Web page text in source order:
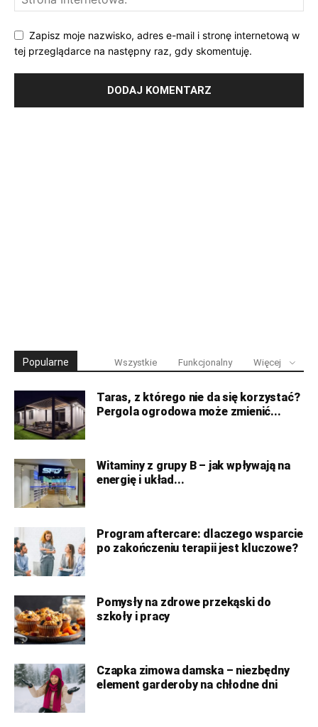
Zapisz moje nazwisko, adres e-mail i stronę internetową w
tej przeglądarce na następny raz, gdy skomentuję.
Popularne Wszystkie Funkcjonalny Więcej
Taras, z którego nie da się korzystać?
Pergola ogrodowa może zmienić...
Witaminy z grupy B – jak wpływają na
energię i układ...
Program aftercare: dlaczego wsparcie
po zakończeniu terapii jest kluczowe?
Pomysły na zdrowe przekąski do
szkoły i pracy
Czapka zimowa damska – niezbędny
element garderoby na chłodne dni